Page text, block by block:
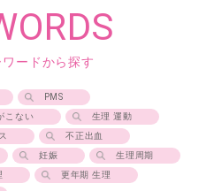
ードから探す
PMS
こない
生理 運動
不正出血
妊娠
生理周期
更年期 生理